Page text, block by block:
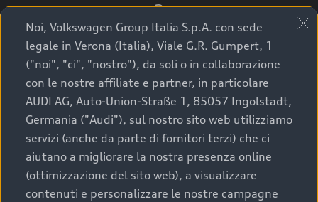
3
A breve verrai ricontattato dal Customer Care
Audi Center o direttamente dal Concessionario
che ti supporterà per finalizzare la tua richiesta.
La qualità di acquistare
un’auto usata Audi
Noi, Volkswagen Group Italia S.p.A. con sede
legale in Verona (Italia), Viale G.R. Gumpert, 1
("noi", "ci", "nostro"), da soli o in collaborazione
con le nostre affiliate e partner, in particolare
AUDI AG, Auto-Union-Straße 1, 85057 Ingolstadt,
Germania ("Audi"), sul nostro sito web utilizziamo
servizi (anche da parte di fornitori terzi) che ci
aiutano a migliorare la nostra presenza online
(ottimizzazione del sito web), a visualizzare
contenuti e personalizzare le nostre campagne